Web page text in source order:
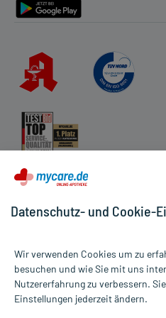
Alle Preise gelten inkl. MwSt., ggf.
Informationen auf dieser Website
Datenschutz- und Cookie-
Wir verwenden Cookies um zu
besuchen und wie Sie mit uns
Nutzererfahrung zu verbessern.
Einstellungen jederzeit ändern.